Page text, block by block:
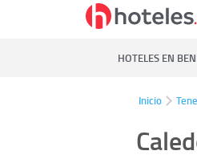
HOTELES EN
Inicio